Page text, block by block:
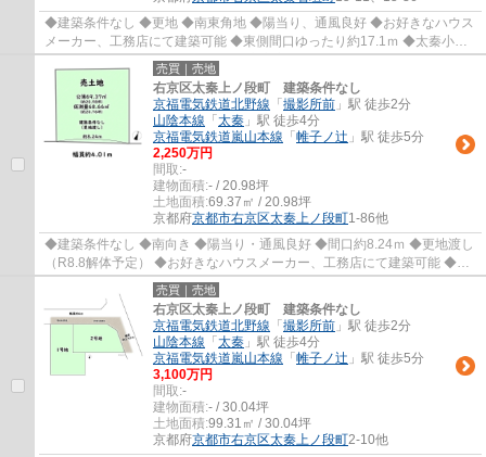
◆建築条件なし ◆更地 ◆南東角地 ◆陽当り、通風良好 ◆お好きなハウス
メーカー、工務店にて建築可能 ◆東側間口ゆったり約17.1ｍ ◆太秦小学
校まで徒歩約5分、お子様の通学も安心立地 ◆徒...
売買｜売地
右京区太秦上ノ段町 建築条件なし
京福電気鉄道北野線 「 撮影所前 」駅 徒歩2分
山陰本線 「 太秦 」駅 徒歩4分
京福電気鉄道嵐山本線 「 帷子ノ辻 」駅 徒歩5分
2,250万円
間取:-
建物面積:- / 20.98坪
土地面積:69.37㎡ / 20.98坪
京都府京都市右京区太秦上ノ段町1-86他
◆建築条件なし ◆南向き ◆陽当り・通風良好 ◆間口約8.24ｍ ◆更地渡し
（R8.8解体予定） ◆お好きなハウスメーカー、工務店にて建築可能 ◆徒
歩約6分圏内にスーパー、コンビニ、ドラッグス...
売買｜売地
右京区太秦上ノ段町 建築条件なし
京福電気鉄道北野線 「 撮影所前 」駅 徒歩2分
山陰本線 「 太秦 」駅 徒歩4分
京福電気鉄道嵐山本線 「 帷子ノ辻 」駅 徒歩5分
3,100万円
間取:-
建物面積:- / 30.04坪
土地面積:99.31㎡ / 30.04坪
京都府京都市右京区太秦上ノ段町2-10他